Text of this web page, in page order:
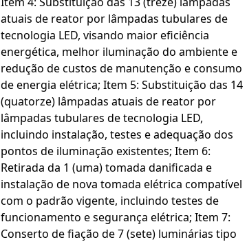
atuais de reator por lâmpadas tubulares de
tecnologia LED, visando maior eficiência
energética, melhor iluminação do ambiente e
redução de custos de manutenção e consumo
de energia elétrica; Item 5: Substituição das 14
(quatorze) lâmpadas atuais de reator por
lâmpadas tubulares de tecnologia LED,
incluindo instalação, testes e adequação dos
pontos de iluminação existentes; Item 6:
Retirada da 1 (uma) tomada danificada e
instalação de nova tomada elétrica compatível
com o padrão vigente, incluindo testes de
funcionamento e segurança elétrica; Item 7:
Conserto de fiação de 7 (sete) luminárias tipo